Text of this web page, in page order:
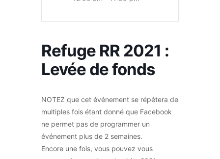
Refuge RR 2021 :
Levée de fonds
NOTEZ que cet événement se répétera de
multiples fois étant donné que Facebook
ne permet pas de programmer un
événement plus de 2 semaines.
Encore une fois, vous pouvez vous